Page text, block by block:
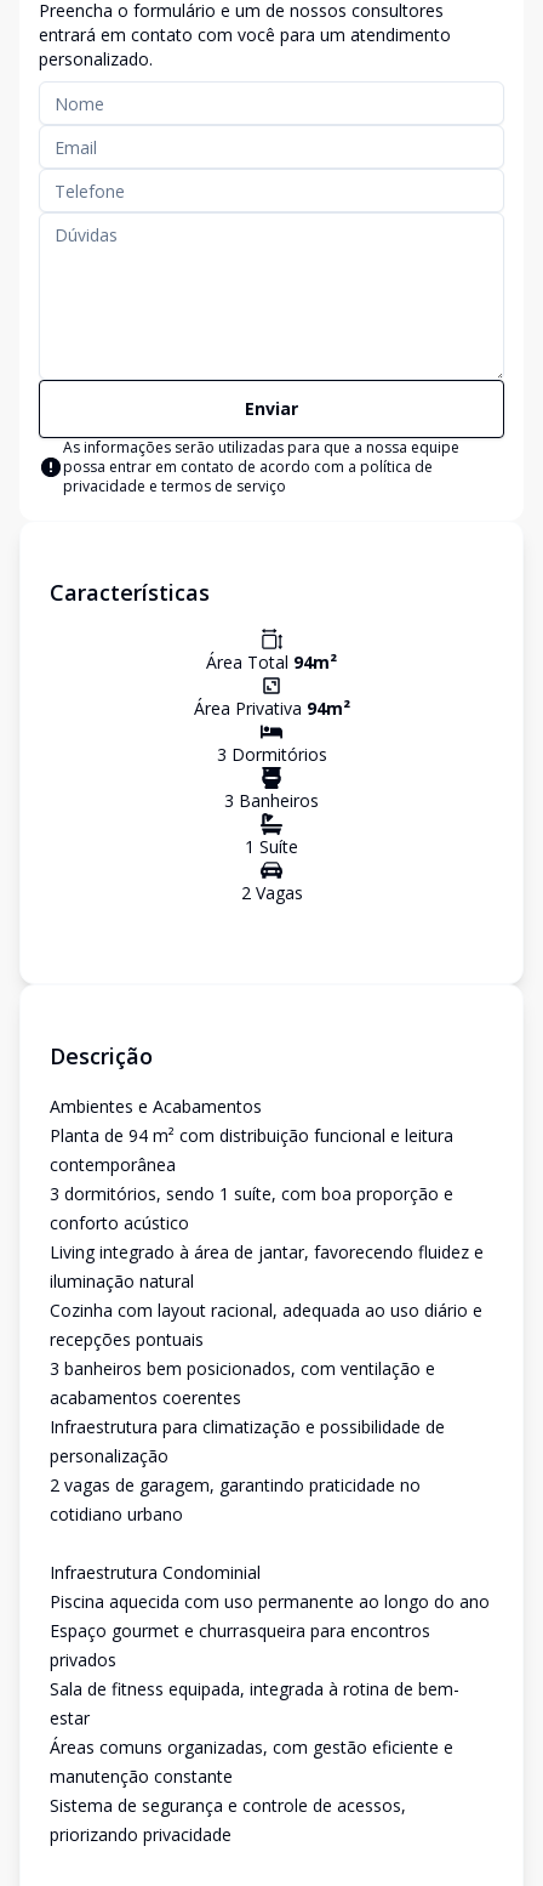
Preencha o formulário e um de nossos consultores
entrará em contato com você para um atendimento
personalizado.
Enviar
As informações serão utilizadas para que a nossa equipe
possa entrar em contato de acordo com a política de
privacidade e termos de serviço
Características
Área Total 94m²
Área Privativa 94m²
3 Dormitórios
3 Banheiros
1 Suíte
2Vagas
Descrição
Ambientes e Acabamentos
Planta de 94 m² com distribuição funcional e leitura
contemporânea
3 dormitórios, sendo 1 suíte, com boa proporção e
conforto acústico
Living integrado à área de jantar, favorecendo fluidez e
iluminação natural
Cozinha com layout racional, adequada ao uso diário e
recepções pontuais
3 banheiros bem posicionados, com ventilação e
acabamentos coerentes
Infraestrutura para climatização e possibilidade de
personalização
2 vagas de garagem, garantindo praticidade no
cotidiano urbano
Infraestrutura Condominial
Piscina aquecida com uso permanente ao longo do ano
Espaço gourmet e churrasqueira para encontros
privados
Sala de fitness equipada, integrada à rotina de bem-
estar
Áreas comuns organizadas, com gestão eficiente e
manutenção constante
Sistema de segurança e controle de acessos,
priorizando privacidade